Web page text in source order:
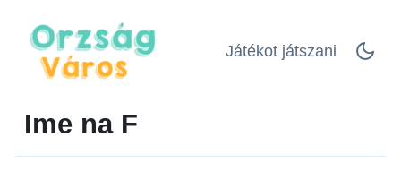
Játékot játszani
Ime na F